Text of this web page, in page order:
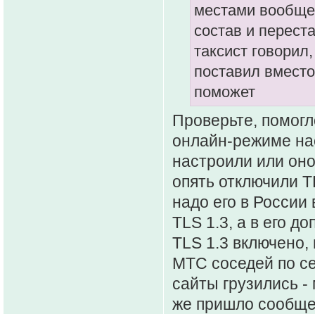
местами
состав и
таксист
поставил
поможет
Проверьте,
онлайн-режиме
настроили или
опять отключили
надо его в России
TLS 1.3, а в его
TLS 1.3 включено,
МТС соседей по
сайты грузились
же пришло